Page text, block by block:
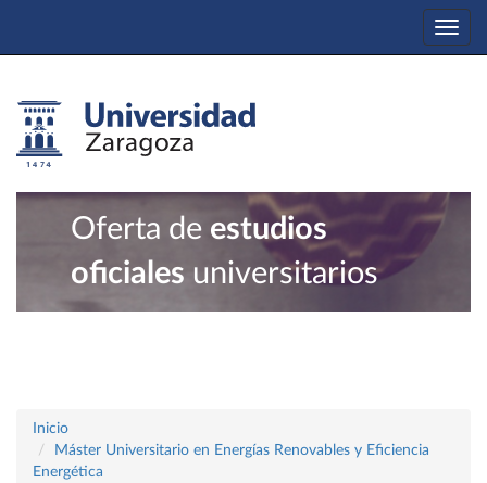
Oferta de estudios
oficiales universitarios
Inicio
Máster Universitario en Energías Renovables y Eficiencia
Energética